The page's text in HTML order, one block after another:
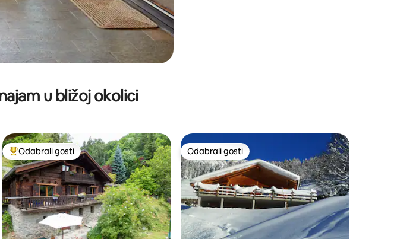
u bližoj okolici
Među najviše rangiranima s oznakom „Odabrali gosti”
Odabrali gosti Odabrali gosti
Odabrali gosti